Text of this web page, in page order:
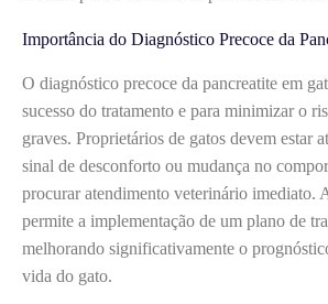
Importância do Diagnóstico Precoce da
O diagnóstico precoce da pancreatite em
sucesso do tratamento e para minimizar o
graves. Proprietários de gatos devem estar
sinal de desconforto ou mudança no
procurar atendimento veterinário imediato.
permite a implementação de um plano de
melhorando significativamente o
vida do gato.